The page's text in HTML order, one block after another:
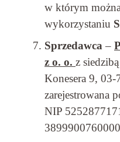
w którym można
wykorzystaniu
Sprzedawca–
z o. o. z
Konesera 9, 03-
zarejestrowana
NIP